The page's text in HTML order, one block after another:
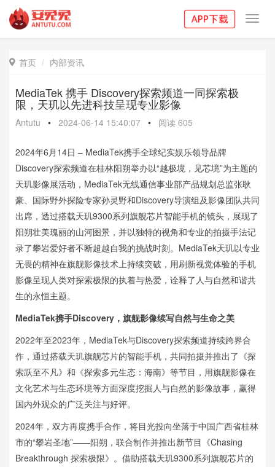
 首页 内部资讯
MediaTek 携手 Discovery探索频道一同探索极
限，天玑以先进科技呈现专业影像
Antutu • 2024-06-14 15:40:07 • 阅读 605
2024年6月14日 – MediaTek携手全球纪实娱乐领导品牌
Discovery探索频道在桂林阳朔举办以“越极境，见芯境”为主题的
天玑影像展活动，MediaTek无线通信事业部产品规划总监张耿
豪、国际野外探险专家孙灵野和Discovery导演组及影像团队共同
出席，透过搭载天玑9300系列旗舰芯片智能手机的镜头，展现了
阳朔壮美瑰丽的山河图景，并以独特的视角和专业的拍摄手法记
录了攀岩爱好者不断超越自我的挑战时刻。MediaTek天玑以专业
无畏的精神在旗舰影像技术上持续突破，用刷新视觉体验的手机
影像呈现人类对探索极限的执着与热爱，诠释了人与自然和谐共
生的永恒主题。
MediaTek携手Discovery，旗舰影像续写自然与生命之美
2022年至2023年，MediaTek与Discovery探索频道持续跨界合
作，通过搭载天玑旗舰芯片的智能手机，共同拍摄并推出了《探
索跃至不凡》和《探索多元生态：海南》等节目，用旗舰影像在
文化艺术与生态环境等方面深度挖掘人与自然的影像故事，赢得
国内外观众的广泛关注与好评。
2024年，双方再度携手合作，将目光投向坐落于中国广西省桂林
市的“攀岩圣地”——阳朔，联合制作并推出新节目《Chasing
Breakthrough 探索极限》。借助搭载天玑9300系列旗舰芯片的